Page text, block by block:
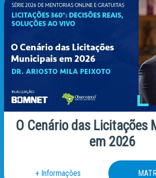
O Cenário das Licitações
em 2026